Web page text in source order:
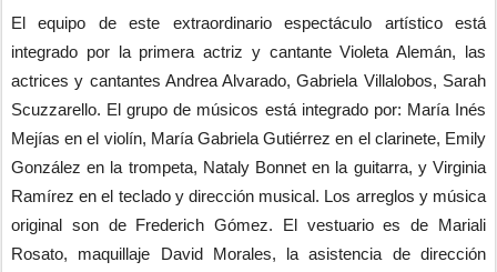
El equipo de este extraordinario espectáculo artístico está
integrado por la primera actriz y cantante Violeta Alemán, las
actrices y cantantes Andrea Alvarado, Gabriela Villalobos, Sarah
Scuzzarello. El grupo de músicos está integrado por: María Inés
Mejías en el violín, María Gabriela Gutiérrez en el clarinete, Emily
González en la trompeta, Nataly Bonnet en la guitarra, y Virginia
Ramírez en el teclado y dirección musical. Los arreglos y música
original son de Frederich Gómez. El vestuario es de Mariali
Rosato, maquillaje David Morales, la asistencia de dirección